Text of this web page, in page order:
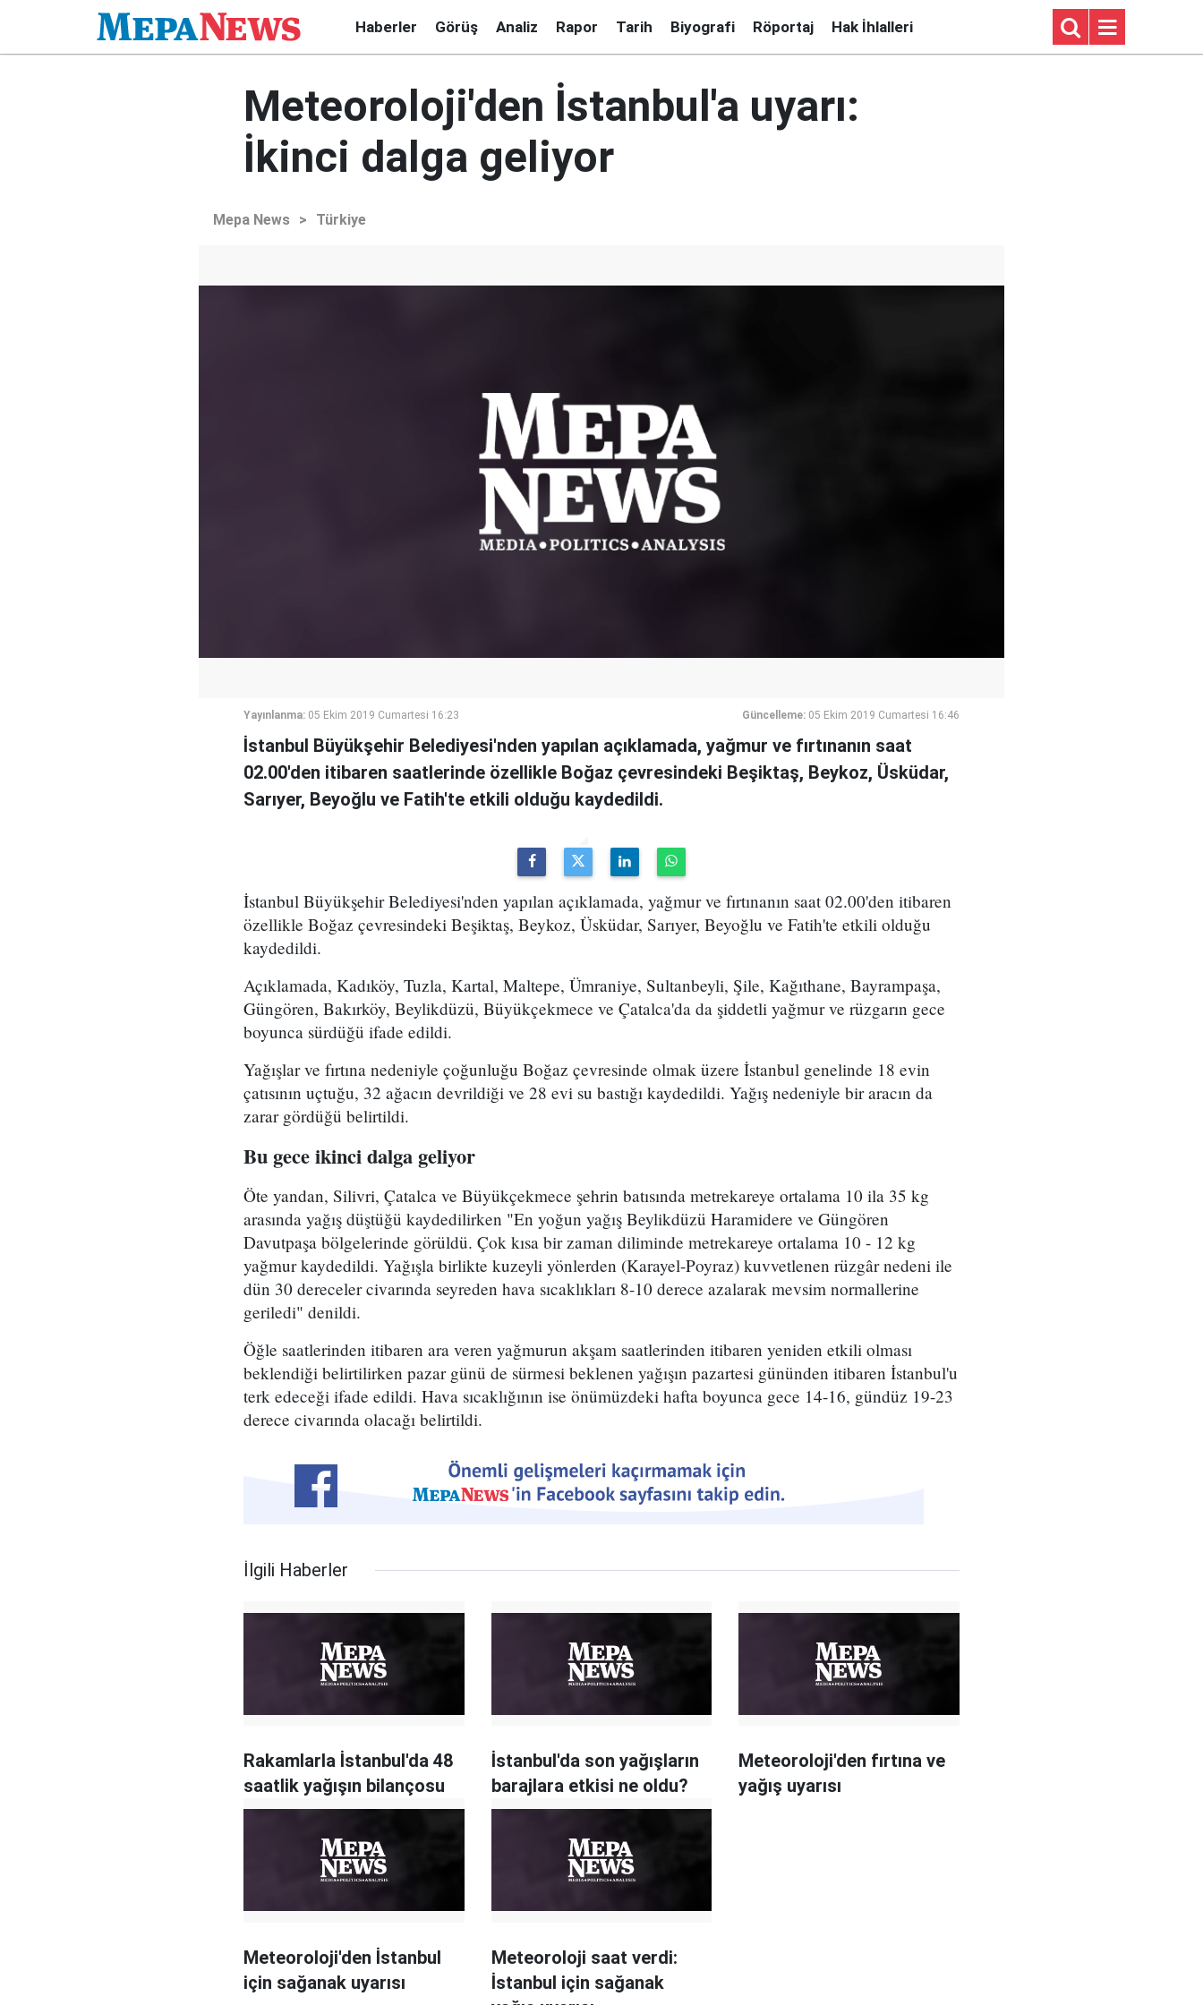
Haberler Görüş Analiz Rapor Tarih Biyografi Röportaj Hak İhlalleri
Meteoroloji'den İstanbul'a uyarı:
İkinci dalga geliyor
Mepa News > Türkiye
Yayınlanma: 05 Ekim 2019 Cumartesi 16:23 Güncelleme: 05 Ekim 2019 Cumartesi 16:46
İstanbul Büyükşehir Belediyesi'nden yapılan açıklamada, yağmur ve fırtınanın saat
02.00'den itibaren saatlerinde özellikle Boğaz çevresindeki Beşiktaş, Beykoz, Üsküdar,
Sarıyer, Beyoğlu ve Fatih'te etkili olduğu kaydedildi.
İstanbul Büyükşehir Belediyesi'nden yapılan açıklamada, yağmur ve fırtınanın saat 02.00'den itibaren
özellikle Boğaz çevresindeki Beşiktaş, Beykoz, Üsküdar, Sarıyer, Beyoğlu ve Fatih'te etkili olduğu
kaydedildi.
Açıklamada, Kadıköy, Tuzla, Kartal, Maltepe, Ümraniye, Sultanbeyli, Şile, Kağıthane, Bayrampaşa,
Güngören, Bakırköy, Beylikdüzü, Büyükçekmece ve Çatalca'da da şiddetli yağmur ve rüzgarın gece
boyunca sürdüğü ifade edildi.
Yağışlar ve fırtına nedeniyle çoğunluğu Boğaz çevresinde olmak üzere İstanbul genelinde 18 evin
çatısının uçtuğu, 32 ağacın devrildiği ve 28 evi su bastığı kaydedildi. Yağış nedeniyle bir aracın da
zarar gördüğü belirtildi.
Bu gece ikinci dalga geliyor
Öte yandan, Silivri, Çatalca ve Büyükçekmece şehrin batısında metrekareye ortalama 10 ila 35 kg
arasında yağış düştüğü kaydedilirken "En yoğun yağış Beylikdüzü Haramidere ve Güngören
Davutpaşa bölgelerinde görüldü. Çok kısa bir zaman diliminde metrekareye ortalama 10 - 12 kg
yağmur kaydedildi. Yağışla birlikte kuzeyli yönlerden (Karayel-Poyraz) kuvvetlenen rüzgâr nedeni ile
dün 30 dereceler civarında seyreden hava sıcaklıkları 8-10 derece azalarak mevsim normallerine
geriledi" denildi.
Öğle saatlerinden itibaren ara veren yağmurun akşam saatlerinden itibaren yeniden etkili olması
beklendiği belirtilirken pazar günü de sürmesi beklenen yağışın pazartesi gününden itibaren İstanbul'u
terk edeceği ifade edildi. Hava sıcaklığının ise önümüzdeki hafta boyunca gece 14-16, gündüz 19-23
derece civarında olacağı belirtildi.
İlgili Haberler
Rakamlarla İstanbul'da 48
saatlik yağışın bilançosu
İstanbul'da son yağışların
barajlara etkisi ne oldu?
Meteoroloji'den fırtına ve
yağış uyarısı
Meteoroloji'den İstanbul
için sağanak uyarısı
Meteoroloji saat verdi:
İstanbul için sağanak